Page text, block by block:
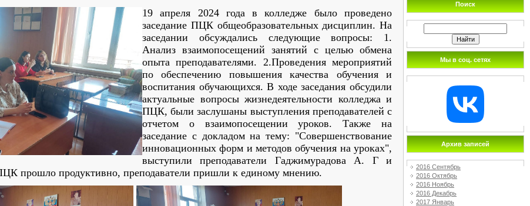
19 апреля 2024 года в колледже было проведено
заседание ПЦК общеобразовательных дисциплин. На
заседании обсуждались следующие вопросы: 1.
Анализ взаимопосещений занятий с целью обмена
опыта преподавателями. 2.Проведения мероприятий
по обеспечению повышения качества обучения и
воспитания обучающихся. В ходе заседания обсудили
актуальные вопросы жизнедеятельности колледжа и
ПЦК, были заслушаны выступления преподавателей с
отчетом о взаимопосещении уроков. Также на
заседание с докладом на тему: "Совершенствование
инновационных форм и методов обучения на уроках",
выступили преподаватели Гаджимурадова А. Г и
прошло продуктивно, преподаватели пришли к единому мнению.
Поиск
Мы в соц. сетях
Архив записей
2016 Сентябрь
2016 Октябрь
2016 Ноябрь
2016 Декабрь
2017 Январь